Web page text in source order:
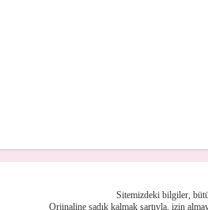
Sitemizdeki bilgiler,
Orjinaline sadık kalmak şartıyla, izin